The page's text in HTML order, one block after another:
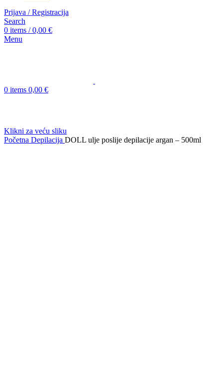
Prijava / Registracija
Search
0 items / 0,00 €
Menu
0 items 0,00 €
Klikni za veću sliku
Početna Depilacija DOLL ulje poslije depilacije argan – 500ml